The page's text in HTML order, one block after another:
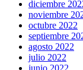
diciembre
noviembre
octubre 2022
septiembre
agosto 2022
julio 2022
junio 2022